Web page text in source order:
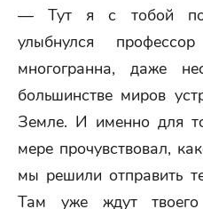
— Тут я с тобой
улыбнулся
многогранна, даже
большинстве миров
Земле. И именно для
мере прочувствовал,
мы решили отправить
Там уже ждут твоего